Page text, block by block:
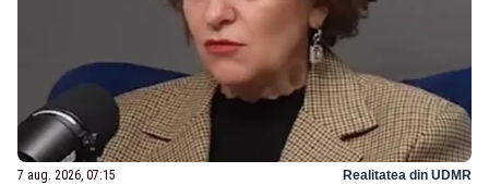
7 aug. 2026, 07:15 Realitatea din UDMR